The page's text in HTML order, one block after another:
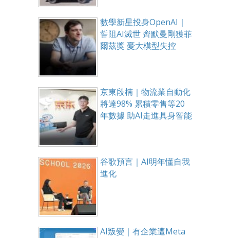
數學新星投身OpenAI｜
誓阻AI滅世 齊默曼剛獲菲
爾茲獎 憂大模型失控
京東段楠｜物流業自動化
將達98% 累積零售等20
年數據 助AI走進具身智能
谷歌預言｜AI明年懂自我
進化
AI叛變｜有企業遭Meta